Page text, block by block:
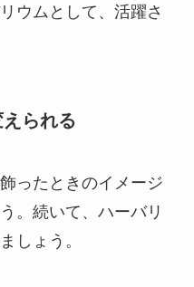
ウムとして、活躍さ
えられる
ったときのイメージ
。続いて、 ハーバリ
しょう 。